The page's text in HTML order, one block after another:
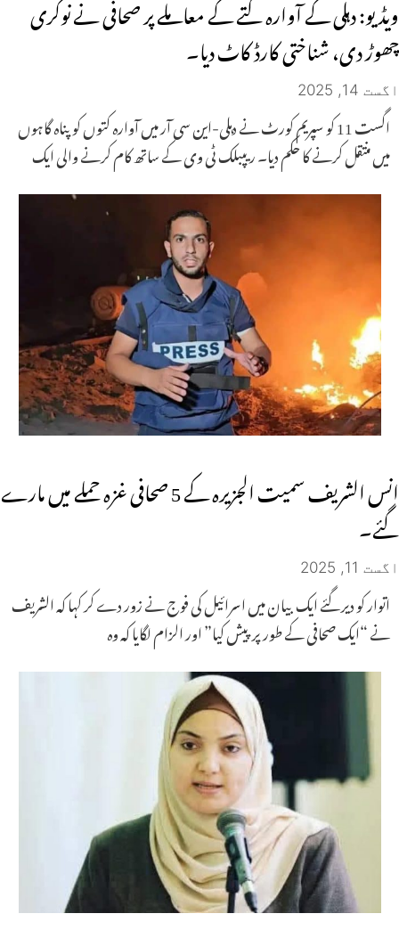
ویڈیو: دہلی کے آوارہ کتے کے معاملے پر صحافی نے نوکری
چھوڑ دی، شناختی کارڈ کاٹ دیا۔
اگست 14, 2025
اگست 11 کو سپریم کورٹ نے دہلی-این سی آر میں آوارہ کتوں کو پناہ گاہوں
میں منتقل کرنے کا حکم دیا۔ ریپبلک ٹی وی کے ساتھ کام کرنے والی ایک
انس الشریف سمیت الجزیرہ کے 5 صحافی غزہ حملے میں مارے
گئے۔
اگست 11, 2025
اتوار کو دیر گئے ایک بیان میں اسرائیل کی فوج نے زور دے کر کہا کہ الشریف
نے “ایک صحافی کے طور پر پیش کیا” اور الزام لگایا کہ وہ